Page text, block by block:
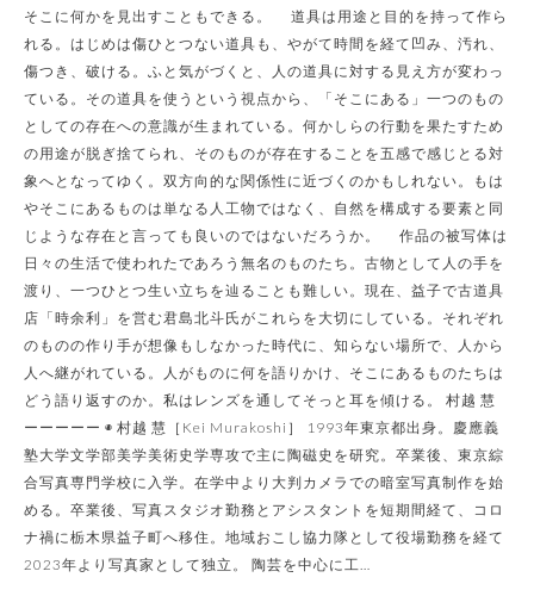
そこに何かを見出すこともできる。 道具は用途と目的を持って作ら
れる。はじめは傷ひとつない道具も、やがて時間を経て凹み、汚れ、
傷つき、破ける。ふと気がづくと、人の道具に対する見え方が変わっ
ている。その道具を使うという視点から、「そこにある」一つのもの
としての存在への意識が生まれている。何かしらの行動を果たすため
の用途が脱ぎ捨てられ、そのものが存在することを五感で感じとる対
象へとなってゆく。双方向的な関係性に近づくのかもしれない。もは
やそこにあるものは単なる人工物ではなく、自然を構成する要素と同
じような存在と言っても良いのではないだろうか。 作品の被写体は
日々の生活で使われたであろう無名のものたち。古物として人の手を
渡り、一つひとつ生い立ちを辿ることも難しい。現在、益子で古道具
店「時余利」を営む君島北斗氏がこれらを大切にしている。それぞれ
のものの作り手が想像もしなかった時代に、知らない場所で、人から
人へ継がれている。人がものに何を語りかけ、そこにあるものたちは
どう語り返すのか。私はレンズを通してそっと耳を傾ける。 村越 慧
ーーーーー ◉ 村越 慧［Kei Murakoshi］ 1993年東京都出身。慶應義
塾大学文学部美学美術史学専攻で主に陶磁史を研究。卒業後、東京綜
合写真専門学校に入学。在学中より大判カメラでの暗室写真制作を始
める。卒業後、写真スタジオ勤務とアシスタントを短期間経て、コロ
ナ禍に栃木県益子町へ移住。地域おこし協力隊として役場勤務を経て
2023年より写真家として独立。 陶芸を中心に工…